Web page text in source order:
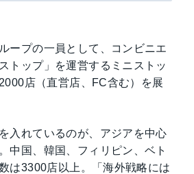
ープの一員として、コンビニエ
トップ」を運営するミニストッ
店（直営店、FC含む）を展
入れているのが、アジアを中心
中国、韓国、フィリピン、ベト
は3300店以上。「海外戦略には